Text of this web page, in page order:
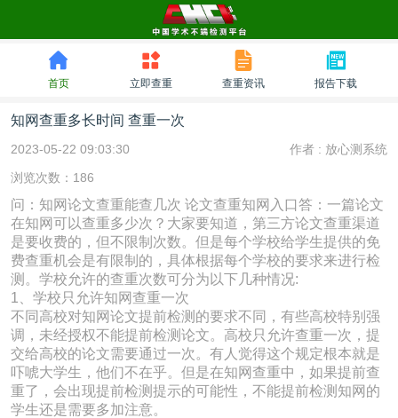
首页 立即查重 查重资讯 报告下载
知网查重多长时间 查重一次
2023-05-22 09:03:30 作者 : 放心测系统
浏览次数：186
问：知网论文查重能查几次 论文查重知网入口答：一篇论文
在知网可以查重多少次？大家要知道，第三方论文查重渠道
是要收费的，但不限制次数。但是每个学校给学生提供的免
费查重机会是有限制的，具体根据每个学校的要求来进行检
测。学校允许的查重次数可分为以下几种情况:
1、学校只允许知网查重一次
不同高校对知网论文提前检测的要求不同，有些高校特别强
调，未经授权不能提前检测论文。高校只允许查重一次，提
交给高校的论文需要通过一次。有人觉得这个规定根本就是
吓唬大学生，他们不在乎。但是在知网查重中，如果提前查
重了，会出现提前检测提示的可能性，不能提前检测知网的
学生还是需要多加注意。